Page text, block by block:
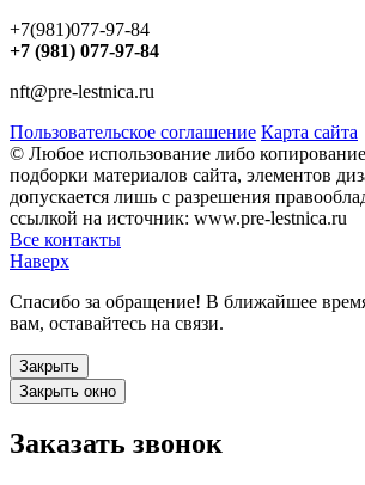
+7(981)077-97-84
+7 (981) 077-97-84
nft@pre-lestnica.ru
Пользовательское соглашение Карта сайта
© Любое использование либо
подборки материалов сайта, элементов
допускается лишь с разрешения
ссылкой на источник: www.pre-lestnica.ru
Все контакты
Наверх
Спасибо за обращение! В ближайшее
вам, оставайтесь на связи.
Закрыть
Закрыть окно
Заказать звонок